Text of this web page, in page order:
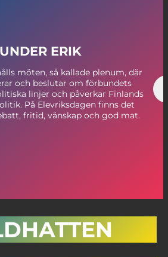
UNDER ERIK
möten, så kallade plenum, där
och beslutar om förbundets
linjer och påverkar Finlands
På Elevriksdagen finns det
fritid, vänskap och god mat.